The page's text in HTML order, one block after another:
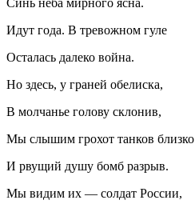
Идут года. В тревожном гуле
Осталась далеко война.
Но здесь, у граней обелиска,
В молчанье голову склонив,
Мы слышим грохот танков близко
И рвущий душу бомб разрыв.
Мы видим их — солдат России,